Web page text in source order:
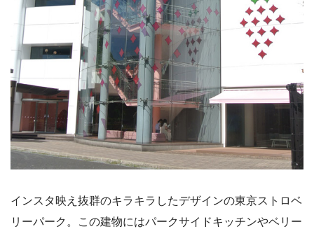
インスタ映え抜群のキラキラしたデザインの東京ストロベ
リーパーク。この建物にはパークサイドキッチンやベリー